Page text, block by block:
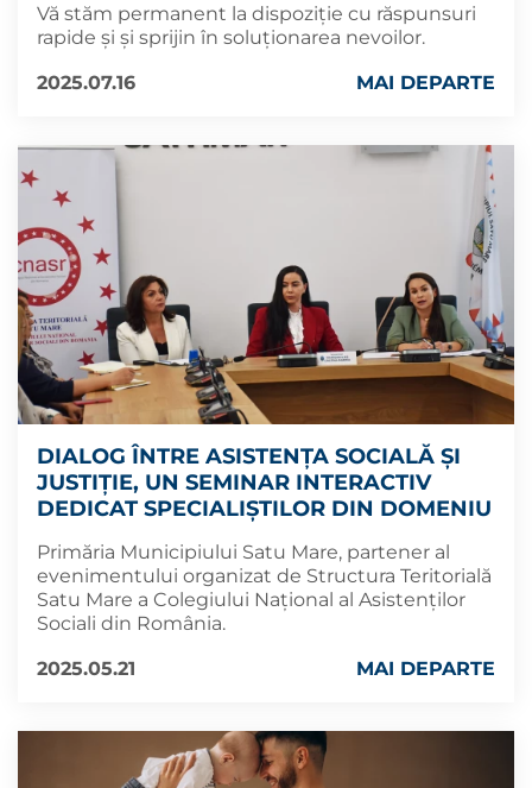
Vă stăm permanent la dispoziție cu răspunsuri
rapide și și sprijin în soluționarea nevoilor.
2025.07.16
MAI DEPARTE
DIALOG ÎNTRE ASISTENȚA SOCIALĂ ȘI
JUSTIȚIE, UN SEMINAR INTERACTIV
DEDICAT SPECIALIȘTILOR DIN DOMENIU
Primăria Municipiului Satu Mare, partener al
evenimentului organizat de Structura Teritorială
Satu Mare a Colegiului Național al Asistenților
Sociali din România.
2025.05.21
MAI DEPARTE